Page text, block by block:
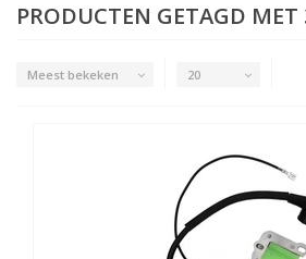
PRODUCTEN GETAGD MET
Meest bekeken 20